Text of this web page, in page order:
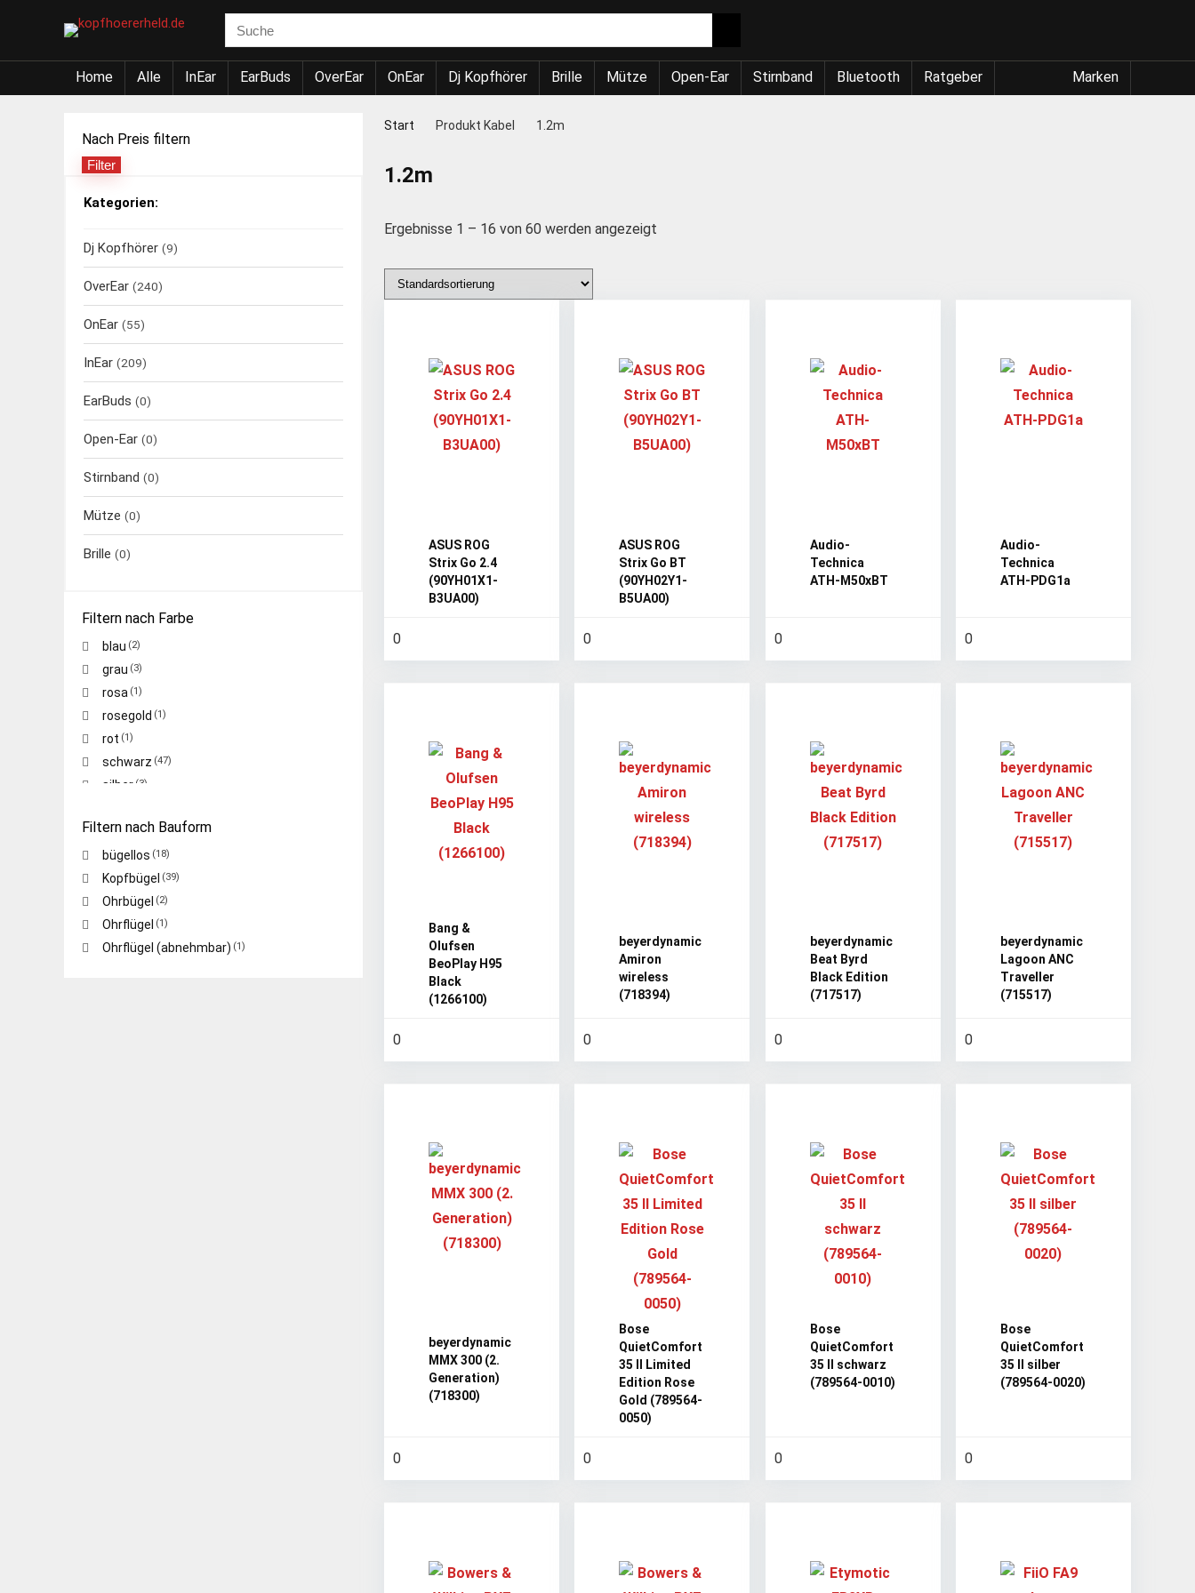
Home Alle InEar EarBuds OverEar OnEar Dj Kopfhörer Brille Mütze Open-Ear Stirnband Bluetooth Ratgeber Marken
Nach Preis filtern
Filter
Kategorien:
Dj Kopfhörer (9)
OverEar (240)
OnEar (55)
InEar (209)
EarBuds (0)
Open-Ear (0)
Stirnband (0)
Mütze (0)
Brille (0)
Filtern nach Farbe
blau (2)
grau (3)
rosa (1)
rosegold (1)
rot (1)
schwarz (47)
silber (3)
Filtern nach Bauform
bügellos (18)
Kopfbügel (39)
Ohrbügel (2)
Ohrflügel (1)
Ohrflügel (abnehmbar) (1)
Start Produkt Kabel 1.2m
1.2m
Ergebnisse 1 – 16 von 60 werden angezeigt
ASUS ROG
Strix Go 2.4
(90YH01X1-
B3UA00)
0
ASUS ROG
Strix Go BT
(90YH02Y1-
B5UA00)
0
Audio-
Technica
ATH-M50xBT
0
Audio-
Technica
ATH-PDG1a
0
Bang &
Olufsen
BeoPlay H95
Black
(1266100)
0
beyerdynamic
Amiron
wireless
(718394)
0
beyerdynamic
Beat Byrd
Black Edition
(717517)
0
beyerdynamic
Lagoon ANC
Traveller
(715517)
0
beyerdynamic
MMX 300 (2.
Generation)
(718300)
0
Bose
QuietComfort
35 II Limited
Edition Rose
Gold (789564-
0050)
0
Bose
QuietComfort
35 II schwarz
(789564-0010)
0
Bose
QuietComfort
35 II silber
(789564-0020)
0